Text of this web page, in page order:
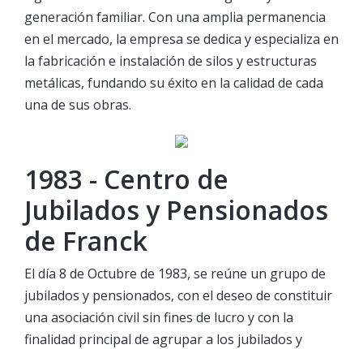
generación familiar. Con una amplia permanencia
en el mercado, la empresa se dedica y especializa en
la fabricación e instalación de silos y estructuras
metálicas, fundando su éxito en la calidad de cada
una de sus obras.
1983 - Centro de
Jubilados y Pensionados
de Franck
El día 8 de Octubre de 1983, se reúne un grupo de
jubilados y pensionados, con el deseo de constituir
una asociación civil sin fines de lucro y con la
finalidad principal de agrupar a los jubilados y